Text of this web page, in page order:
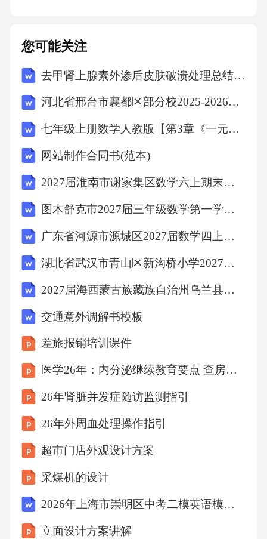
通过按钮串联起各个交互环节，确保用户能够
顺利完成操作。03容错机制为用户提供错误操
作的补救措施，如撤销、重置等功能。04用户
逻辑根据用户操作习惯，合理布局界面元素，
降低用户操作难度。在关键操作处提供必要的
提示信息，帮助用户更好地理解和完成操作。
适度使用动画效果，增强界面趣味性和吸引
洁，避免用户产生困惑或迷失。05测试与优化
动画流畅度检测方法通过专门的帧率监测工
具，实时显示动画的帧率，判断动画是否流
畅。实时帧率监测逐帧查看动画的每一帧，检
查是否存在卡顿或跳帧现象。逐帧分析邀请用
户观看动画，收集用户反馈，了解动画在用户
设备上的播放效果。用户反馈多设备播放兼容
测试不同设备测试在手机、平板、电脑等不同
设备上都能正常播放。03在Chrome、Firefox、S
afari、Edge等不同浏览器上测试动画的播放效
果。02不同浏览器测试不同操作系统测试在Win
dows、Mac、iOS、Android等不同操作系统上测
试动画的播放效果。01性能精简调整策略压缩
动画文件采用高效的压缩算法，减小动画文件
您可能关注
去甲肾上腺素外渗后皮肤破溃处理总结2026
河北省邢台市襄都区部分校2025-2026学年六年级下学期学程检校道德与法治试题（文字版含答案）
七年级上册数学人教版【第3章《一元一次方程》章节达标检测】（原卷版）
网站制作合同书(范本)
2027届淮南市谢家集区数学六上期末检测试题含解析
图木舒克市2027届三年级数学第一学期期末质量检测模拟试题含解析
广东省河源市源城区2027届数学四上期末达标检测试题含解析
湖北省武汉市青山区新沟桥小学2027届六年级数学第一学期期末复习检测模拟试题含解析
2027届海西蒙古族藏族自治州乌兰县数学六年级第一学期期末预测试题含解析
交通意外调解书模板
差旅报销培训课件
医学26年：内分泌继续教育要点 查房课件
26年肾脏并发症随访监测指引
26年外周血处理操作指引
超市门店外观设计方案
采煤机的设计
2026年上海市崇明区中考二模英语模拟试卷试题（含答案详解）
立面设计方案讲解